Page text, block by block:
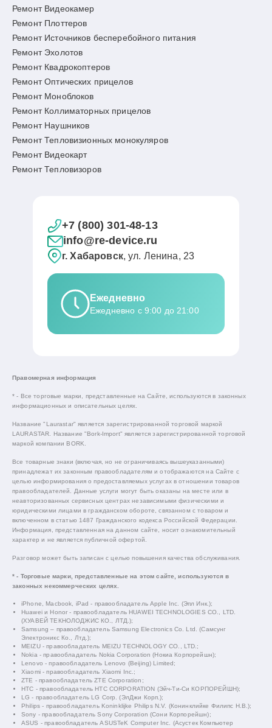
Ремонт Видеокамер
Ремонт Плоттеров
Ремонт Источников бесперебойного питания
Ремонт Эхолотов
Ремонт Квадрокоптеров
Ремонт Оптических прицелов
Ремонт Моноблоков
Ремонт Коллиматорных прицелов
Ремонт Наушников
Ремонт Тепловизионных монокуляров
Ремонт Видеокарт
Ремонт Тепловизоров
+7 (800) 301-48-13
info@re-device.ru
г. Хабаровск, ул. Ленина, 23
Ежедневно
Ежедневно с 9:00 до 21:00
Правомерная информация
* - Все торговые марки, представленные на Сайте, используются в законных
информационных и описательных целях.
Название "Laurastar" является зарегистрированной торговой маркой
LAURASTAR. Название "Bork-Import" является зарегистрированной торговой
маркой компании BORK.
Все товарные знаки (включая, но не ограничиваясь вышеуказанными)
принадлежат их законным правообладателям и отображаются на Сайте с
целью информирования о предоставляемых услугах в отношении товаров
правообладателей. Данные услуги могут быть оказаны на месте или в
неавторизованных сервисных центрах независимыми физическими и
юридическими лицами в гражданском обороте, связанном с товаром и
включенном в статью 1487 Гражданского кодекса Российской Федерации.
Информация, представленная на данном сайте, носит ознакомительный
характер и не является публичной офертой.
Разговор может быть записан с целью повышения качества обслуживания.
* - Торговые марки, представленные на этом сайте, используются в
законных некоммерческих целях.
iPhone, Macbook, iPad - правообладатель Apple Inc. (Эпл Инк.);
Huawei и Honor - правообладатель HUAWEI TECHNOLOGIES CO., LTD.
(ХУАВЕЙ ТЕКНОЛОДЖИС КО., ЛТД.);
Samsung – правообладатель Samsung Electronics Co. Ltd. (Самсунг
Электроникс Ко., Лтд.);
MEIZU - правообладатель MEIZU TECHNOLOGY CO., LTD.;
Nokia - правообладатель Nokia Corporation (Нокиа Корпорейшн);
Lenovo - правообладатель Lenovo (Beijing) Limited;
Xiaomi - правообладатель Xiaomi Inc.;
ZTE - правообладатель ZTE Corporation;
HTC - правообладатель HTC CORPORATION (Эйч-Ти-Си КОРПОРЕЙШН);
LG - правообладатель LG Corp. (ЭлДжи Корп.);
Philips - правообладатель Koninklijke Philips N.V. (Конинклийке Филипс Н.В.);
Sony - правообладатель Sony Corporation (Сони Корпорейшн);
ASUS - правообладатель ASUSTeK Computer Inc. (Асустек Компьютер